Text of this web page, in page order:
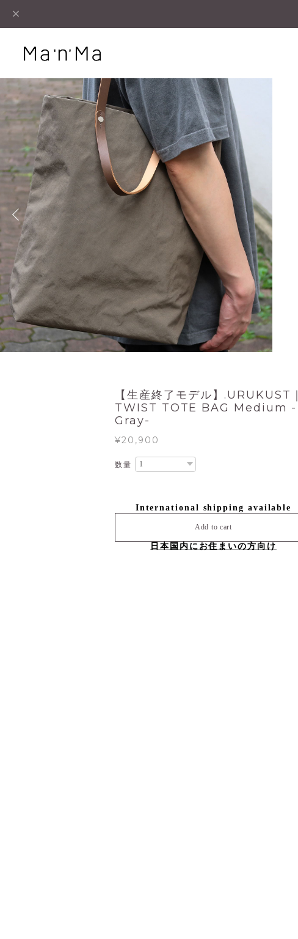
【生産終了モデル】.URUKUST｜
TWIST TOTE BAG Medium -
Gray-
¥20,900
数量
International shipping available
Add to cart
日本国内にお住まいの方向け